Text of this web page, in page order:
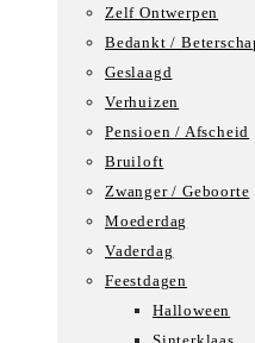
Zelf Ontwerpen
Bedankt /
Geslaagd
Verhuizen
Pensioen / Afscheid
Bruiloft
Zwanger / Geboorte
Moederdag
Vaderdag
Feestdagen
Halloween